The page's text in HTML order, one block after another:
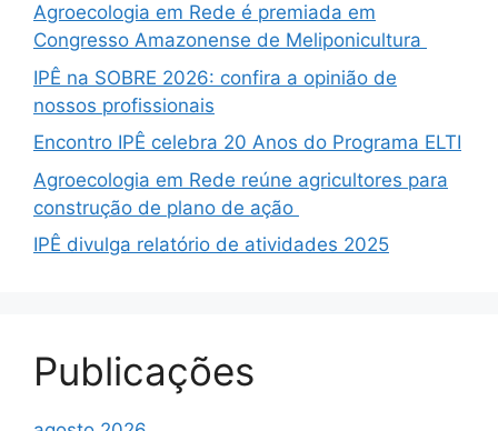
Agroecologia em Rede é premiada em
Congresso Amazonense de Meliponicultura
IPÊ na SOBRE 2026: confira a opinião de
nossos profissionais
Encontro IPÊ celebra 20 Anos do Programa ELTI
Agroecologia em Rede reúne agricultores para
construção de plano de ação
IPÊ divulga relatório de atividades 2025
Publicações